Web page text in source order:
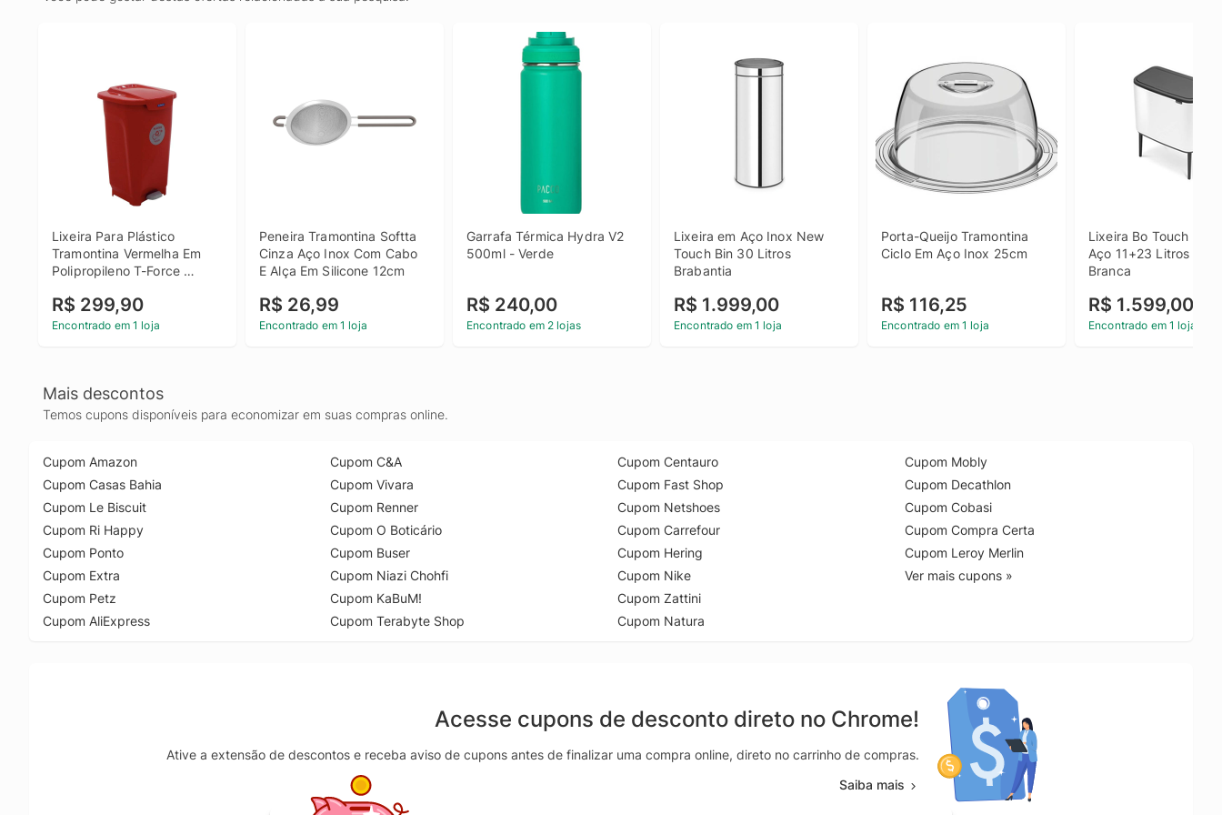
Lixeira Para Plástico
Tramontina Vermelha Em
Polipropileno T-Force
R$ 299,90
Encontrado em 1 loja
Peneira Tramontina Softta
Cinza Aço Inox Com Cabo
E Alça Em Silicone 12cm
R$ 26,99
Encontrado em 1 loja
Garrafa Térmica Hydra V2
500ml - Verde
R$ 240,00
Encontrado em 2 lojas
Lixeira em Aço Inox New
Touch Bin 30 Litros
Brabantia
R$ 1.999,00
Encontrado em 1 loja
Porta-Queijo Tramontina
Ciclo Em Aço Inox 25cm
R$ 116,25
Encontrado em 1 loja
Lixeira Bo Touch Bin
Aço 11+23 Litros
Branca
R$ 1.599,00
Encontrado em 1 loja
Mais descontos
Temos cupons disponíveis para economizar em suas compras online.
Cupom Amazon
Cupom Casas Bahia
Cupom Le Biscuit
Cupom Ri Happy
Cupom Ponto
Cupom Extra
Cupom Petz
Cupom AliExpress
Cupom C&A
Cupom Vivara
Cupom Renner
Cupom O Boticário
Cupom Buser
Cupom Niazi Chohfi
Cupom KaBuM!
Cupom Terabyte Shop
Cupom Centauro
Cupom Fast Shop
Cupom Netshoes
Cupom Carrefour
Cupom Hering
Cupom Nike
Cupom Zattini
Cupom Natura
Cupom Mobly
Cupom Decathlon
Cupom Cobasi
Cupom Compra Certa
Cupom Leroy Merlin
Ver mais cupons »
Acesse cupons de desconto direto no Chrome!
Ative a extensão de descontos e receba aviso de cupons antes de finalizar uma compra online, direto no carrinho de compras.
Saiba mais